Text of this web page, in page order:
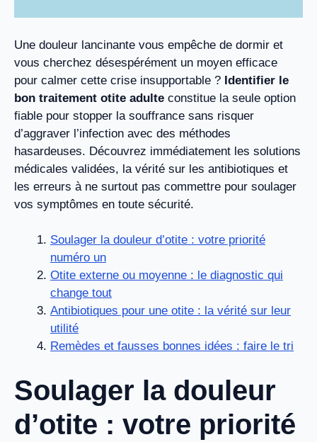
Une douleur lancinante vous empêche de dormir et
vous cherchez désespérément un moyen efficace
pour calmer cette crise insupportable ? Identifier le
bon traitement otite adulte constitue la seule option
fiable pour stopper la souffrance sans risquer
d’aggraver l’infection avec des méthodes
hasardeuses. Découvrez immédiatement les solutions
médicales validées, la vérité sur les antibiotiques et
les erreurs à ne surtout pas commettre pour soulager
vos symptômes en toute sécurité.
Soulager la douleur d’otite : votre priorité
numéro un
Otite externe ou moyenne : le diagnostic qui
change tout
Antibiotiques pour une otite : la vérité sur leur
utilité
Remèdes et fausses bonnes idées : faire le tri
Soulager la douleur
d’otite : votre priorité